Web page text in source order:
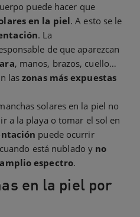
puede hacer que
en la piel. A esto se le
. La
de que aparezcan
, manos, brazos, cuello…
laszonas más expuestas
solares en la piel no
a la playa o tomar el sol en
puede ocurrir
está nublado y no
espectro.
en la piel por